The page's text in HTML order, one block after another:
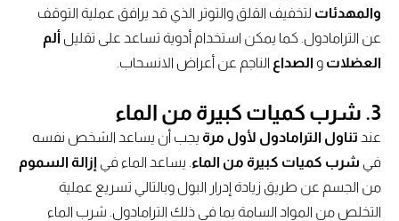
والمهدئاتلتخفيف القلق والتوتر الذي قد يرافق عملية التوقف
عن الترامادول. كما يمكن استخدام أدوية تساعد على تقليل ألم
العضلاتوالصداعالناجم عن أعراض الانسحاب.
3. شرب كميات كبيرة من الماء
عندتناول الترامادول لأول مرةيجب أن يساعد الشخص نفسه
في
شرب كميات كبيرة من الماء. يساعد الماء في
إزالة السموم
من الجسم عن طريق زيادة إدرار البول وبالتالي تسريع عملية
التخلص من المواد السامة بما في ذلك الترامادول. شرب الماء